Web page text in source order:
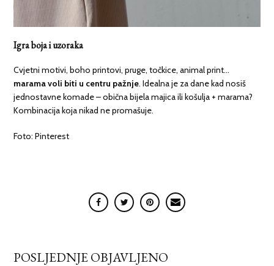
Igra boja i uzoraka
Cvjetni motivi, boho printovi, pruge, točkice, animal print…
marama voli biti u centru pažnje. Idealna je za dane kad nosiš
jednostavne komade – obična bijela majica ili košulja + marama?
Kombinacija koja nikad ne promašuje.
Foto: Pinterest
POSLJEDNJE OBJAVLJENO